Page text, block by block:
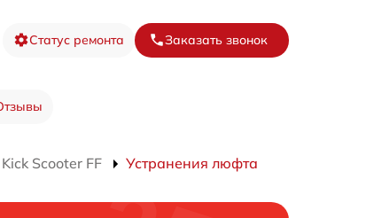
Статус ремонта Заказать звонок
Scooter FF Устранения люфта